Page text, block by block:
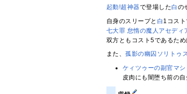
起動!超神器で登場した白 の
自身のスリープと 白 1コス
七大罪 怠惰の魔人アセディ
双方ともコスト5であるた
また、孤影の幽囚ソリトゥ
ケィツゥーの副官マ
皮肉にも闇堕ち前の